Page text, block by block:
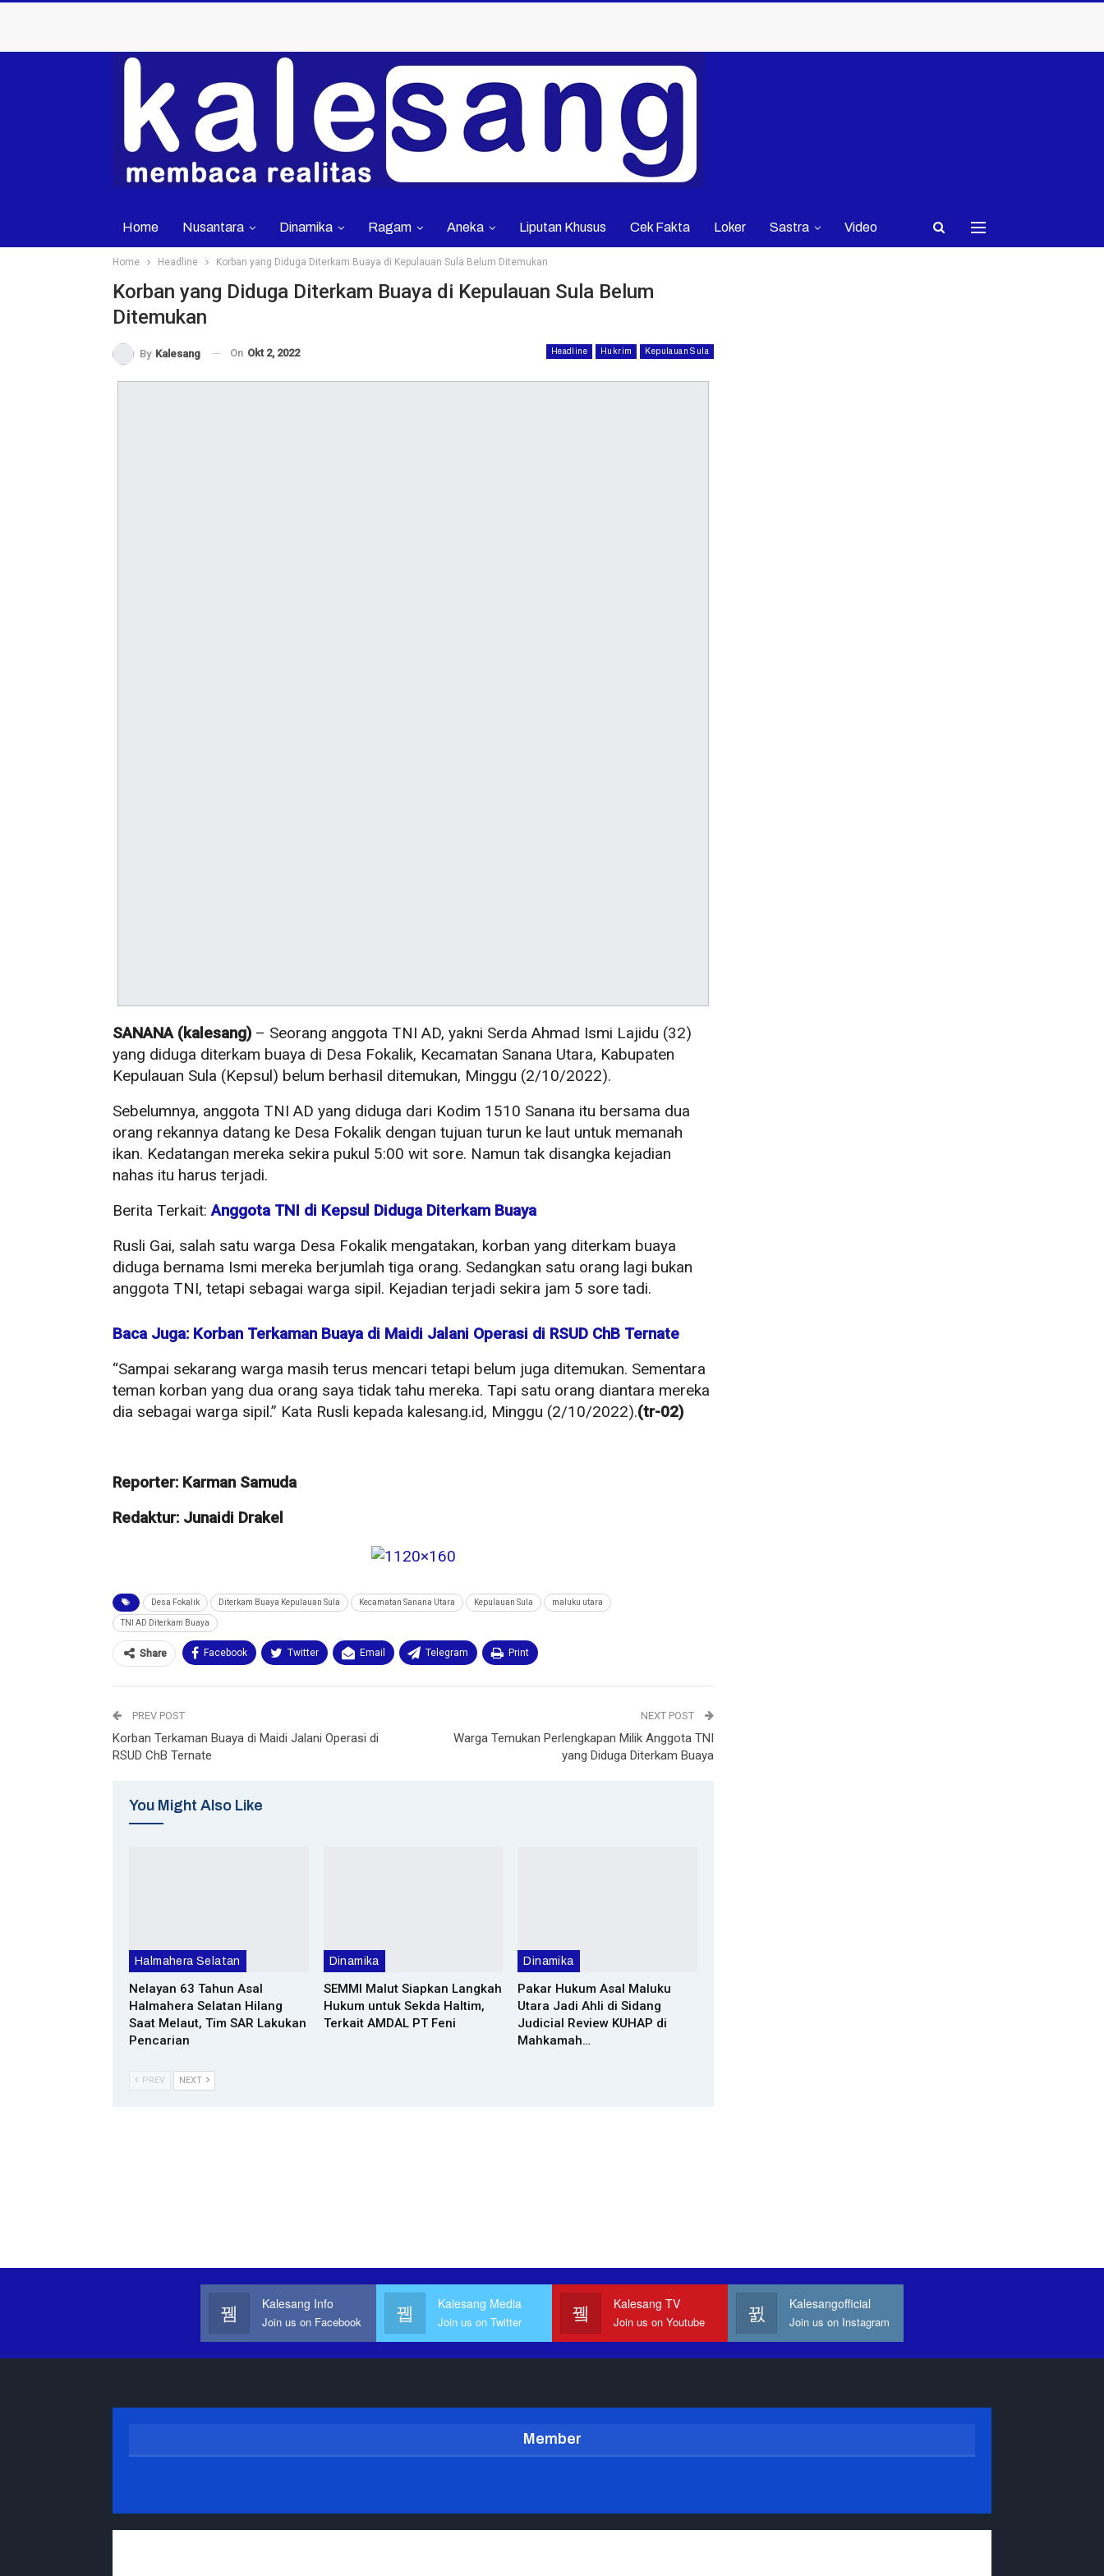
Home Nusantara Dinamika Ragam Aneka Liputan Khusus Cek Fakta Loker Sastra Video
Advertorial
Home Headline Korban yang Diduga Diterkam Buaya di Kepulauan Sula Belum Ditemukan
Korban yang Diduga Diterkam Buaya di Kepulauan Sula Belum
Ditemukan
Headline Hukrim Kepulauan Sula
By Kalesang On Okt 2, 2022
SANANA (kalesang) – Seorang anggota TNI AD, yakni Serda Ahmad Ismi Lajidu (32)
yang diduga diterkam buaya di Desa Fokalik, Kecamatan Sanana Utara, Kabupaten
Kepulauan Sula (Kepsul) belum berhasil ditemukan, Minggu (2/10/2022).
Sebelumnya, anggota TNI AD yang diduga dari Kodim 1510 Sanana itu bersama dua
orang rekannya datang ke Desa Fokalik dengan tujuan turun ke laut untuk memanah
ikan. Kedatangan mereka sekira pukul 5:00 wit sore. Namun tak disangka kejadian
nahas itu harus terjadi.
Berita Terkait: Anggota TNI di Kepsul Diduga Diterkam Buaya
Rusli Gai, salah satu warga Desa Fokalik mengatakan, korban yang diterkam buaya
diduga bernama Ismi mereka berjumlah tiga orang. Sedangkan satu orang lagi bukan
anggota TNI, tetapi sebagai warga sipil. Kejadian terjadi sekira jam 5 sore tadi.
Baca Juga: Korban Terkaman Buaya di Maidi Jalani Operasi di RSUD ChB Ternate
“Sampai sekarang warga masih terus mencari tetapi belum juga ditemukan. Sementara
teman korban yang dua orang saya tidak tahu mereka. Tapi satu orang diantara mereka
dia sebagai warga sipil.” Kata Rusli kepada kalesang.id, Minggu (2/10/2022).(tr-02)
Reporter: Karman Samuda
Redaktur: Junaidi Drakel
Desa Fokalik Diterkam Buaya Kepulauan Sula Kecamatan Sanana Utara Kepulauan Sula maluku utara
TNI AD Diterkam Buaya
Share Facebook Twitter Email Telegram Print
PREV POST
Korban Terkaman Buaya di Maidi Jalani Operasi di
RSUD ChB Ternate
NEXT POST
Warga Temukan Perlengkapan Milik Anggota TNI
yang Diduga Diterkam Buaya
You Might Also Like
Halmahera Selatan
Nelayan 63 Tahun Asal
Halmahera Selatan Hilang
Saat Melaut, Tim SAR Lakukan
Pencarian
Dinamika
SEMMI Malut Siapkan Langkah
Hukum untuk Sekda Haltim,
Terkait AMDAL PT Feni
Dinamika
Pakar Hukum Asal Maluku
Utara Jadi Ahli di Sidang
Judicial Review KUHAP di
Mahkamah…
PREV NEXT
Kalesang Info
Join us on Facebook
Kalesang Media
Join us on Twitter
Kalesang TV
Join us on Youtube
Kalesangofficial
Join us on Instagram
Member